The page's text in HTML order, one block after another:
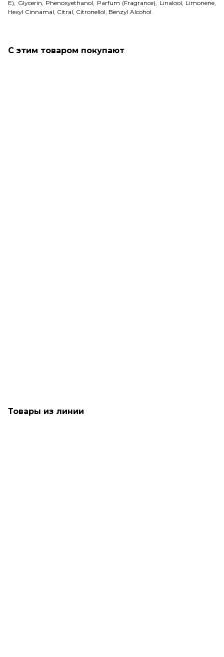
E), Glycerin, Phenoxyethanol, Parfum (Fragrance), Linalool, Limonene,
Hexyl Cinnamal, Citral, Citronellol, Benzyl Alcohol.
С этим товаром покупают
Товары из линии